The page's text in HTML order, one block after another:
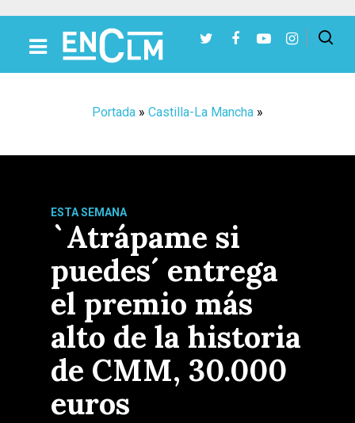
Portada » Castilla-La Mancha »
ESTA SEMANA
`Atrápame si
puedes´ entrega
el premio más
alto de la historia
de CMM, 30.000
euros